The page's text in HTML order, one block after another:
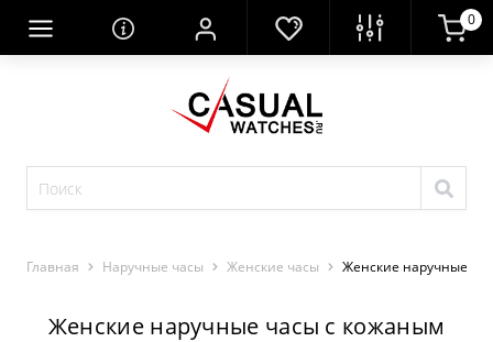
0
Главная Наручные часы Женские часы Женские наручные
Женские наручные часы с кожаным